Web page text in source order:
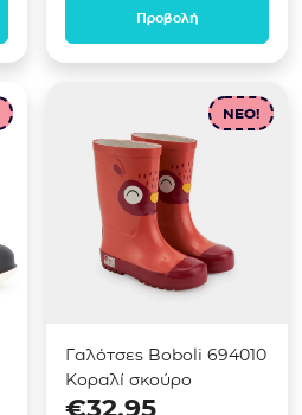
Προβολή
NEO!
Γαλότσες Boboli 694010
Κοραλί σκούρο